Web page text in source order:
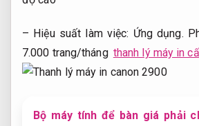
– Hiệu suất làm việc: Ứng dụng.
7.000 trang/tháng thanh lý máy in
Bộ máy tính để bàn giá phải